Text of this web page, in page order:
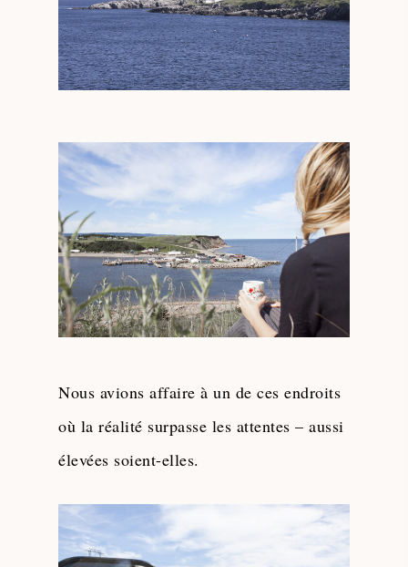
Nous avions affaire à un de ces endroits
où la réalité surpasse les attentes – aussi
élevées soient-elles.